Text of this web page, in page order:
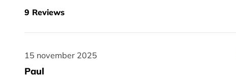
9 Reviews
15 november 2025
15 november 2025
Paul